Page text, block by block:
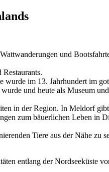
und
wurde im 13. Jahrhundert im
und heute als Museum
in der Region. In Meldorf
zum bäuerlichen Leben in
Tiere aus der Nähe zu
entlang der Nordseeküste